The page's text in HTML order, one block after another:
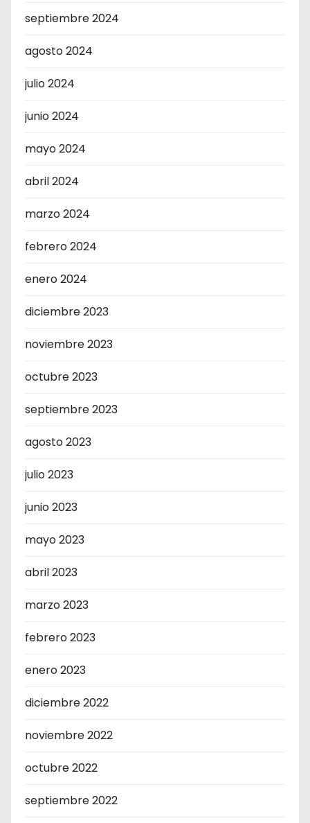
septiembre 2024
agosto 2024
julio 2024
junio 2024
mayo 2024
abril 2024
marzo 2024
febrero 2024
enero 2024
diciembre 2023
noviembre 2023
octubre 2023
septiembre 2023
agosto 2023
julio 2023
junio 2023
mayo 2023
abril 2023
marzo 2023
febrero 2023
enero 2023
diciembre 2022
noviembre 2022
octubre 2022
septiembre 2022